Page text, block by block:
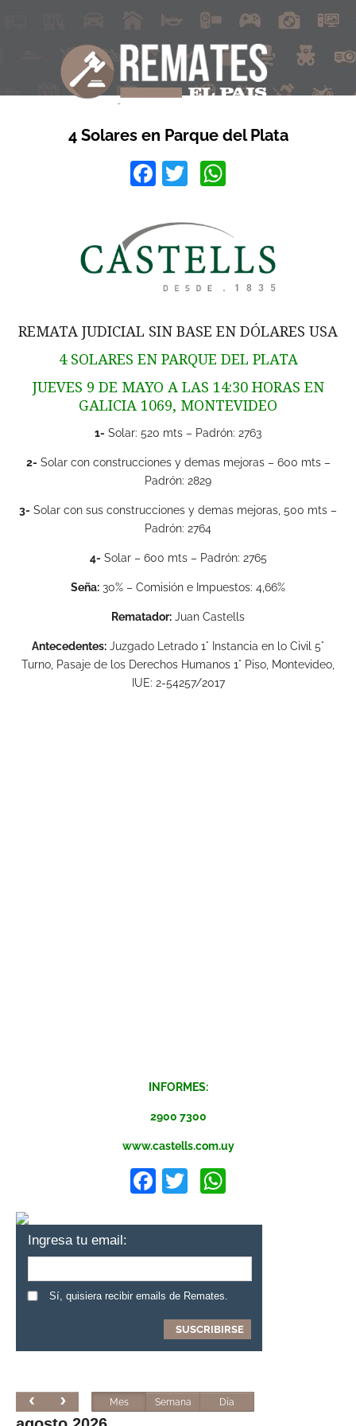
4 Solares en Parque del Plata
Facebook
Twitter
REMATA JUDICIAL SIN BASE EN DÓLARES USA
4 SOLARES EN PARQUE DEL PLATA
JUEVES 9 DE MAYO A LAS 14:30 HORAS EN
GALICIA 1069, MONTEVIDEO
1- Solar: 520 mts – Padrón: 2763
2- Solar con construcciones y demas mejoras – 600 mts –
Padrón: 2829
3- Solar con sus construcciones y demas mejoras, 500 mts –
Padrón: 2764
4- Solar – 600 mts – Padrón: 2765
Seña: 30% – Comisión e Impuestos: 4,66%
Rematador: Juan Castells
Antecedentes: Juzgado Letrado 1° Instancia en lo Civil 5°
Turno, Pasaje de los Derechos Humanos 1° Piso, Montevideo,
IUE: 2-54257/2017
INFORMES:
2900 7300
www.castells.com.uy
Facebook
Twitter
Ingresa tu email:
Sí, quisiera recibir emails de Remates.
Mes Semana Día